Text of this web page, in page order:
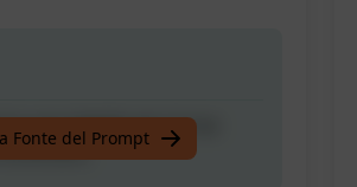
una tabella per la tua
di loro.
Fonte del Prompt